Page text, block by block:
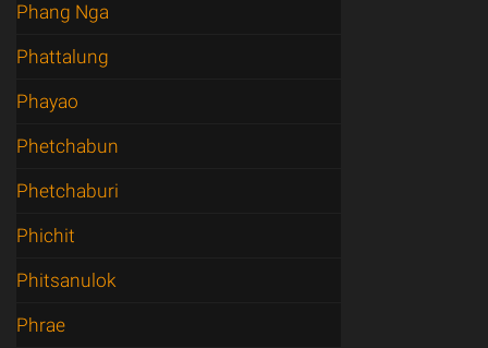
Phang Nga
Phattalung
Phayao
Phetchabun
Phetchaburi
Phichit
Phitsanulok
Phrae